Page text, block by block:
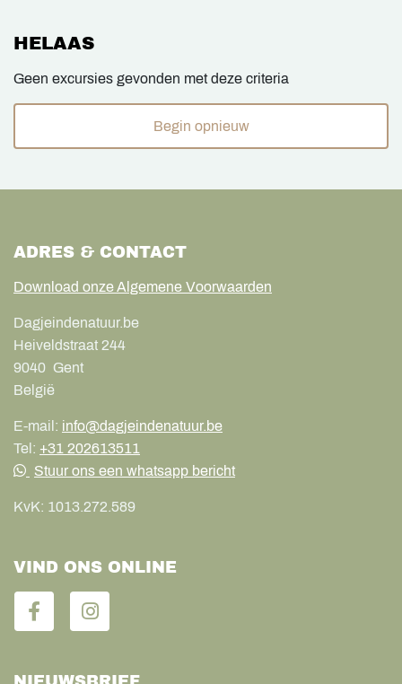
HELAAS
Geen excursies gevonden met deze criteria
Begin opnieuw
ADRES & CONTACT
Download onze Algemene Voorwaarden
Dagjeindenatuur.be
Heiveldstraat 244
9040 Gent
België
E-mail: info@dagjeindenatuur.be
Tel: +31 202613511
Stuur ons een whatsapp bericht
KvK: 1013.272.589
VIND ONS ONLINE